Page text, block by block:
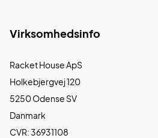
Virksomhedsinfo
Racket House ApS
Holkebjergvej 120
5250 Odense SV
Danmark
CVR: 36931108